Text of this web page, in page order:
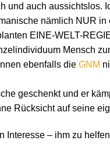
und auch aussichtslos.
nämlich NUR
EINE-WELT-
Mensch
ebenfalls die GNM
geschenkt und er
Rücksicht auf seine
Interesse – ihm zu